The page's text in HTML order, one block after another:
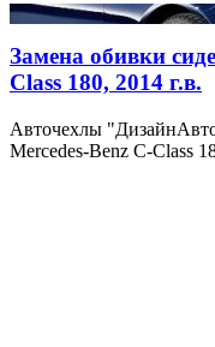
Замена обивки
Class 180, 2014 г.в.
Авточехлы
Mercedes-Benz C-Class